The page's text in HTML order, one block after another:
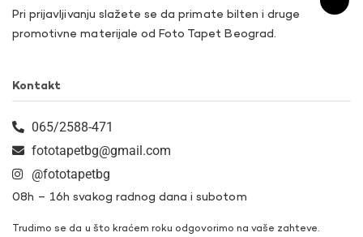
Pri prijavljivanju slažete se da primate bilten i druge
promotivne materijale od Foto Tapet Beograd.
Kontakt
065/2588-471
fototapetbg@gmail.com
@fototapetbg
08h – 16h svakog radnog dana i subotom
Trudimo se da u što kraćem roku odgovorimo na vaše zahteve.